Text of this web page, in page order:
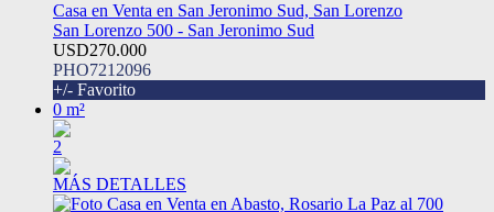
Casa en Venta en San Jeronimo Sud, San Lorenzo
San Lorenzo 500 - San Jeronimo Sud
USD270.000
PHO7212096
+/- Favorito
0 m²
2
MÁS DETALLES